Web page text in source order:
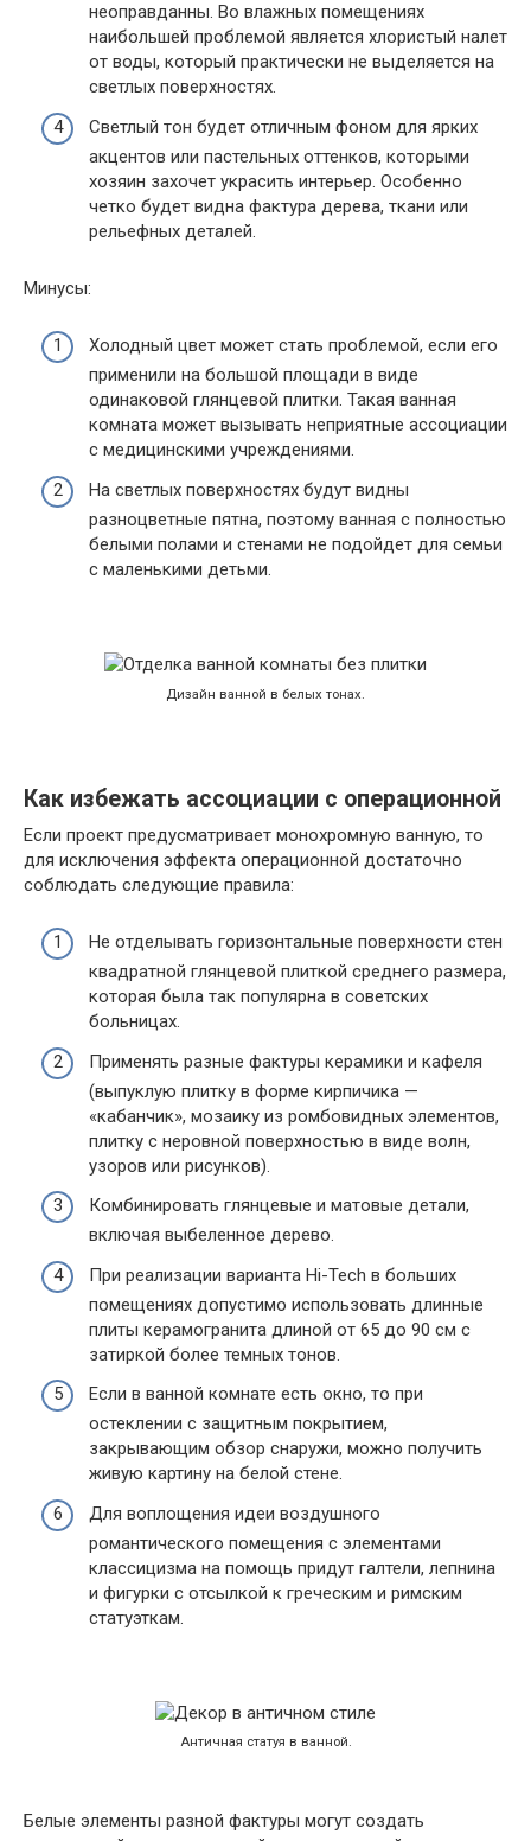
неоправданны. Во влажных помещениях
наибольшей проблемой является хлористый налет
от воды, который практически не выделяется на
светлых поверхностях.
Светлый тон будет отличным фоном для ярких
акцентов или пастельных оттенков, которыми
хозяин захочет украсить интерьер. Особенно
четко будет видна фактура дерева, ткани или
рельефных деталей.
Минусы:
Холодный цвет может стать проблемой, если его
применили на большой площади в виде
одинаковой глянцевой плитки. Такая ванная
комната может вызывать неприятные ассоциации
с медицинскими учреждениями.
На светлых поверхностях будут видны
разноцветные пятна, поэтому ванная с полностью
белыми полами и стенами не подойдет для семьи
с маленькими детьми.
Дизайн ванной в белых тонах.
Как избежать ассоциации с операционной
Если проект предусматривает монохромную ванную, то
для исключения эффекта операционной достаточно
соблюдать следующие правила:
Не отделывать горизонтальные поверхности стен
квадратной глянцевой плиткой среднего размера,
которая была так популярна в советских
больницах.
Применять разные фактуры керамики и кафеля
(выпуклую плитку в форме кирпичика —
«кабанчик», мозаику из ромбовидных элементов,
плитку с неровной поверхностью в виде волн,
узоров или рисунков).
Комбинировать глянцевые и матовые детали,
включая выбеленное дерево.
При реализации варианта Hi-Tech в больших
помещениях допустимо использовать длинные
плиты керамогранита длиной от 65 до 90 см с
затиркой более темных тонов.
Если в ванной комнате есть окно, то при
остеклении с защитным покрытием,
закрывающим обзор снаружи, можно получить
живую картину на белой стене.
Для воплощения идеи воздушного
романтического помещения с элементами
классицизма на помощь придут галтели, лепнина
и фигурки с отсылкой к греческим и римским
статуэткам.
Античная статуя в ванной.
Белые элементы разной фактуры могут создать